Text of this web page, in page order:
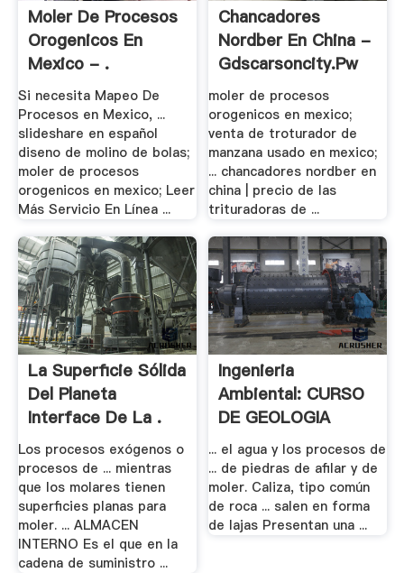
Moler De Procesos
Orogenicos En
Mexico - .
Si necesita Mapeo De
Procesos en Mexico, ...
slideshare en español
diseno de molino de bolas;
moler de procesos
orogenicos en mexico; Leer
Más Servicio En Línea ...
Chancadores
Nordber En China -
Gdscarsoncity.pw
moler de procesos
orogenicos en mexico;
venta de troturador de
manzana usado en mexico;
... chancadores nordber en
china | precio de las
trituradoras de ...
La Superficie Sólida
Del Planeta
Interface De La .
Los procesos exógenos o
procesos de ... mientras
que los molares tienen
superficies planas para
moler. ... ALMACEN
INTERNO Es el que en la
cadena de suministro ...
Ingenieria
Ambiental: CURSO
DE GEOLOGIA
... el agua y los procesos de
... de piedras de afilar y de
moler. Caliza, tipo común
de roca ... salen en forma
de lajas Presentan una ...